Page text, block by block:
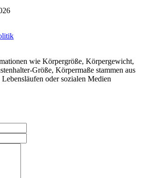
wie Körpergröße, Körpergewicht,
Größe, Körpermaße stammen aus
oder sozialen Medien